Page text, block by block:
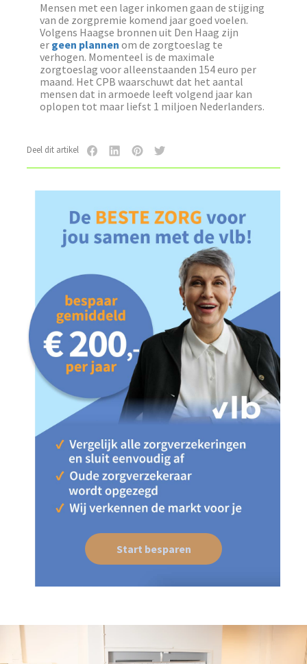
Mensen met een lager inkomen gaan de stijging
van de zorgpremie komend jaar goed voelen.
Volgens Haagse bronnen uit Den Haag zijn
er geen plannen om de zorgtoeslag te
verhogen. Momenteel is de maximale
zorgtoeslag voor alleenstaanden 154 euro per
maand. Het CPB waarschuwt dat het aantal
mensen dat in armoede leeft volgend jaar kan
oplopen tot maar liefst 1 miljoen Nederlanders.
Deel dit artikel
Start besparen